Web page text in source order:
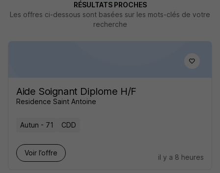
RÉSULTATS PROCHES
Les offres ci-dessous sont basées sur les mots-clés de votre
recherche
Aide Soignant Diplome H/F
Residence Saint Antoine
Autun - 71 CDD
Voir l’offre
il y a 8 heures